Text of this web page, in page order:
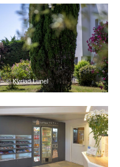
– © Kyriad Lunel